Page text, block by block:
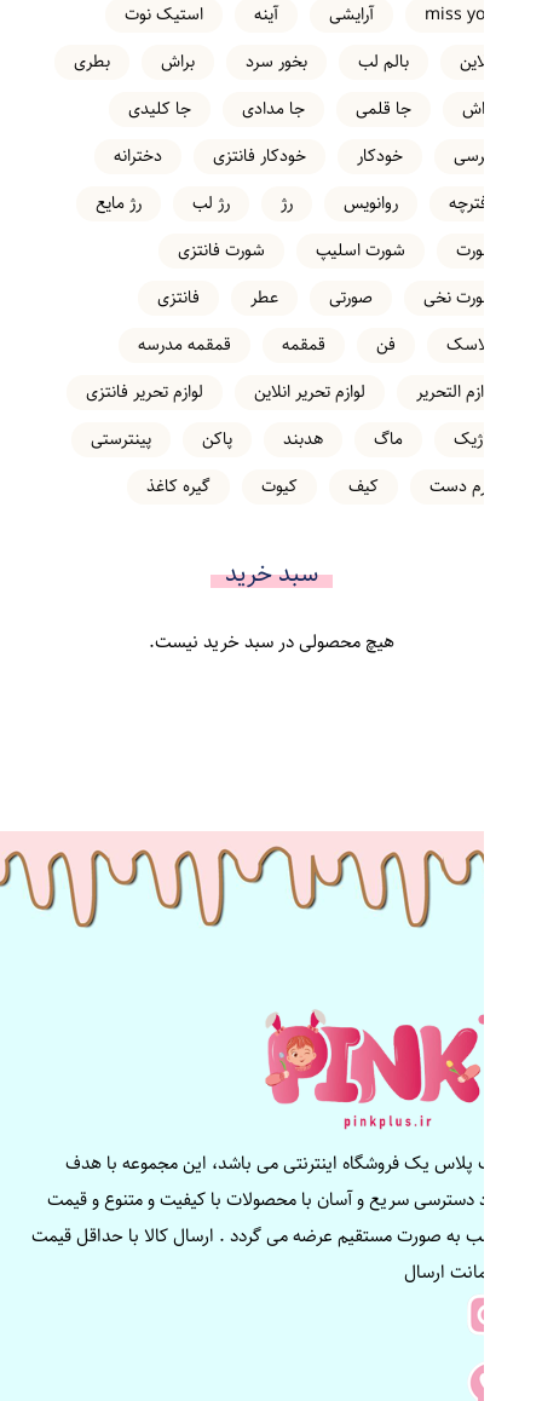
miss you آرایشی آینه
استیک نوت
انلاین
بالم لب بخور سرد براش
بطری
تراش
جا قلمی جا مدادی
جا کلیدی
خرسی
خودکار خودکار فانتزی
دخترانه
دفترچه
روانویس رژ رژ لب
رژ مایع
شورت
شورت اسلیپ
شورت فانتزی
شورت نخی
صورتی عطر
فانتزی
فلاسک
فن قمقمه
قمقمه مدرسه
لوازم التحریر
لوازم تحریر انلاین
لوازم تحریر فانتزی
ماژیک
ماگ هدبند پاکن
پینترستی
کرم دست
کیف کیوت گیره کاغذ
سبد خرید
هیچ محصولی در سبد خرید نیست.
پینک پلاس یک فروشگاه اینترنتی می باشد، این مجموعه با هدف
ایجاد دسترسی سریع و آسان با محصولات با کیفیت و متنوع و قیمت
مناسب به صورت مستقیم عرضه می گردد . ارسال کالا با حداقل قیمت
و ضمانت ارسال